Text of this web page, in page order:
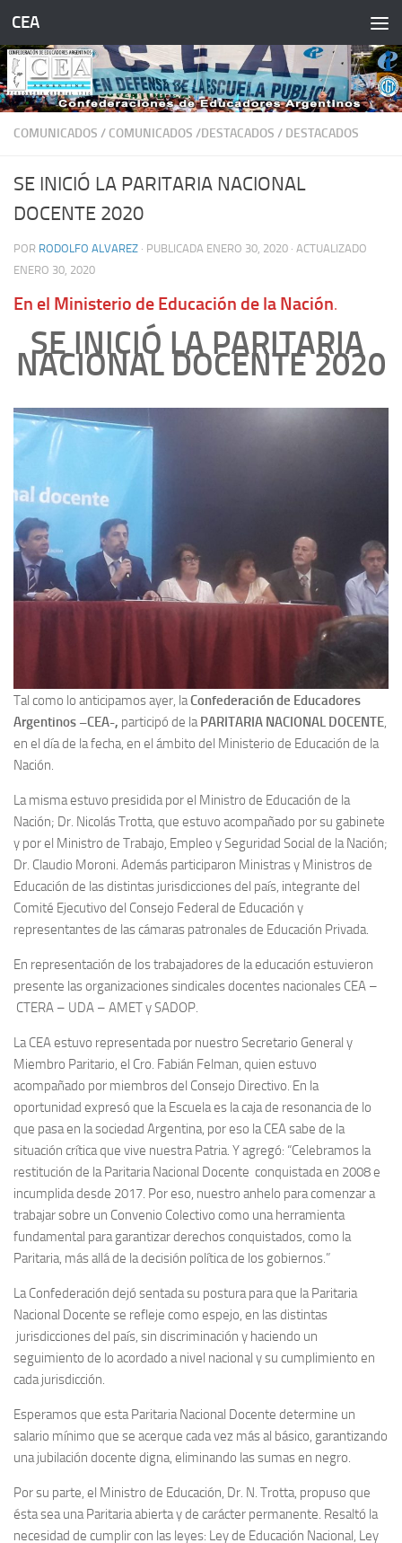
Saltar al contenido
CEA
COMUNICADOS / COMUNICADOS /DESTACADOS / DESTACADOS
SE INICIÓ LA PARITARIA NACIONAL
DOCENTE 2020
POR RODOLFO ALVAREZ · PUBLICADA ENERO 30, 2020 · ACTUALIZADO
ENERO 30, 2020
En el Ministerio de Educación de la Nación.
SE INICIÓ LA PARITARIA
NACIONAL DOCENTE 2020
Tal como lo anticipamos ayer, laConfederación de Educadores
Argentinos –CEA-, participó de laPARITARIA NACIONAL DOCENTE,
en el día de la fecha, en el ámbito del Ministerio de Educación de la
Nación.
La misma estuvo presidida por el Ministro de Educación de la
Nación; Dr. Nicolás Trotta, que estuvo acompañado por su gabinete
y por el Ministro de Trabajo, Empleo y Seguridad Social de la Nación;
Dr. Claudio Moroni. Además participaron Ministras y Ministros de
Educación de las distintas jurisdicciones del país, integrante del
Comité Ejecutivo del Consejo Federal de Educación y
representantes de las cámaras patronales de Educación Privada.
En representación de los trabajadores de la educación estuvieron
presente las organizaciones sindicales docentes nacionales CEA –
CTERA – UDA – AMET y SADOP.
La CEA estuvo representada por nuestro Secretario General y
Miembro Paritario, el Cro. Fabián Felman, quien estuvo
acompañado por miembros del Consejo Directivo. En la
oportunidad expresó que la Escuela es la caja de resonancia de lo
que pasa en la sociedad Argentina, por eso la CEA sabe de la
situación crítica que vive nuestra Patria. Y agregó: “Celebramos la
restitución de la Paritaria Nacional Docente conquistada en 2008 e
incumplida desde 2017. Por eso, nuestro anhelo para comenzar a
trabajar sobre un Convenio Colectivo como una herramienta
fundamental para garantizar derechos conquistados, como la
Paritaria, más allá de la decisión política de los gobiernos.”
La Confederación dejó sentada su postura para que la Paritaria
Nacional Docente se refleje como espejo, en las distintas
jurisdicciones del país, sin discriminación y haciendo un
seguimiento de lo acordado a nivel nacional y su cumplimiento en
cada jurisdicción.
Esperamos que esta Paritaria Nacional Docente determine un
salario mínimo que se acerque cada vez más al básico, garantizando
una jubilación docente digna, eliminando las sumas en negro.
Por su parte, el Ministro de Educación, Dr. N. Trotta, propuso que
ésta sea una Paritaria abierta y de carácter permanente. Resaltó la
necesidad de cumplir con las leyes: Ley de Educación Nacional, Ley